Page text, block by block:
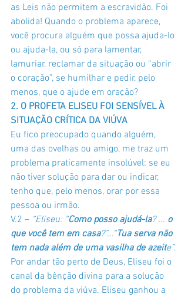
as Leis não permitem a escravidão. Foi
abolida! Quando o problema aparece,
você procura alguém que possa ajuda-lo
ou ajuda-la, ou só para lamentar,
lamuriar, reclamar da situação ou “abrir
o coração”, se humilhar e pedir, pelo
menos, que o ajude em oração?
2. O PROFETA ELISEU FOI SENSÍVEL À
SITUAÇÃO CRÍTICA DA VIÚVA
Eu fico preocupado quando alguém,
uma das ovelhas ou amigo, me traz um
problema praticamente insolúvel: se eu
não tiver solução para dar ou indicar,
tenho que, pelo menos, orar por essa
pessoa ou irmão.
V.2 – “Eliseu: “Como posso ajudá-la? ... o
que você tem em casa?”...“Tua serva não
tem nada além de uma vasilha de azeite”.
Por andar tão perto de Deus, Eliseu foi o
canal da bênção divina para a solução
do problema da viúva. Eliseu ganhou a